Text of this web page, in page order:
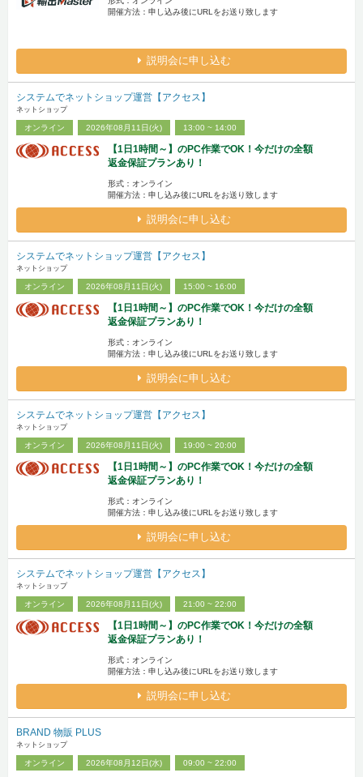
開催方法：申し込み後にURLをお送り致します
説明会に申し込む
システムでネットショップ運営【アクセス】
ネットショップ
オンライン 2026年08月11日(火) 13:00 ~ 14:00
【1日1時間～】のPC作業でOK！今だけの全額
返金保証プランあり！
形式：オンライン
開催方法：申し込み後にURLをお送り致します
説明会に申し込む
システムでネットショップ運営【アクセス】
ネットショップ
オンライン 2026年08月11日(火) 15:00 ~ 16:00
【1日1時間～】のPC作業でOK！今だけの全額
返金保証プランあり！
形式：オンライン
開催方法：申し込み後にURLをお送り致します
説明会に申し込む
システムでネットショップ運営【アクセス】
ネットショップ
オンライン 2026年08月11日(火) 19:00 ~ 20:00
【1日1時間～】のPC作業でOK！今だけの全額
返金保証プランあり！
形式：オンライン
開催方法：申し込み後にURLをお送り致します
説明会に申し込む
システムでネットショップ運営【アクセス】
ネットショップ
オンライン 2026年08月11日(火) 21:00 ~ 22:00
【1日1時間～】のPC作業でOK！今だけの全額
返金保証プランあり！
形式：オンライン
開催方法：申し込み後にURLをお送り致します
説明会に申し込む
BRAND 物販 PLUS
ネットショップ
オンライン 2026年08月12日(水) 09:00 ~ 22:00